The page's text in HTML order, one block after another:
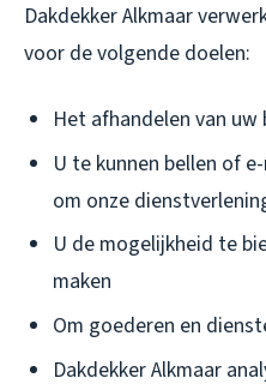
Dakdekker Alkmaar
voor de volgende doelen:
Het afhandelen van uw
U te kunnen bellen of
om onze
U de mogelijkheid te
maken
Om goederen en
Dakdekker Alkmaar